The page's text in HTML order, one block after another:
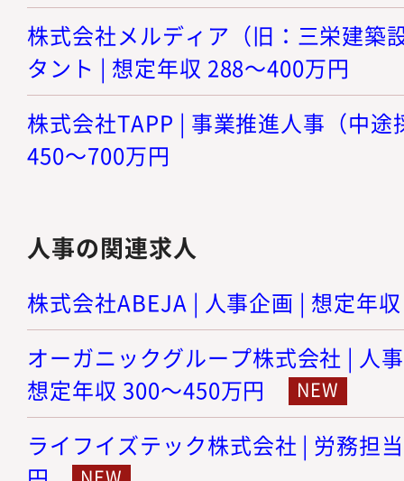
株式会社メルディア（旧：三栄建築
タント | 想定年収 288～400万円
株式会社TAPP | 事業推進人事（中
450～700万円
人事の関連求人
株式会社ABEJA | 人事企画 | 想定年
オーガニックグループ株式会社 | 人
想定年収 300～450万円
ライフイズテック株式会社 | 労務担